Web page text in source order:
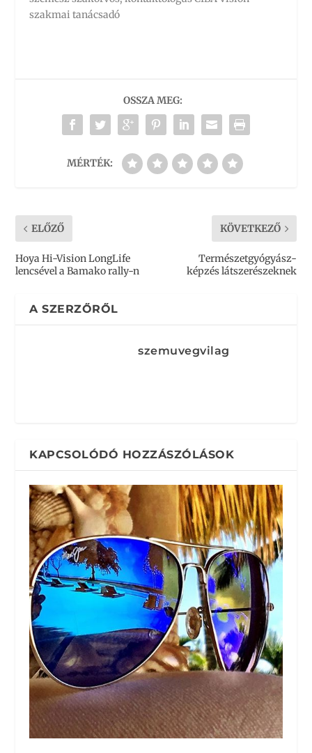
szakmai tanácsadó
OSSZA MEG:
MÉRTÉK:
ELŐZŐ
Hoya Hi-Vision LongLife
lencsével a Bamako rally-n
KÖVETKEZŐ
Természetgyógyász-
képzés látszerészeknek
A SZERZŐRŐL
szemuvegvilag
KAPCSOLÓDÓ HOZZÁSZÓLÁSOK